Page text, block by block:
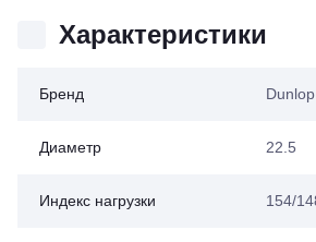
Характеристики
Бренд Dunlop
Диаметр 22.5
Индекс нагрузки 154/